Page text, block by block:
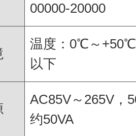
00000-20000
温度：0℃～
以下
AC85V～265V，
约50VA